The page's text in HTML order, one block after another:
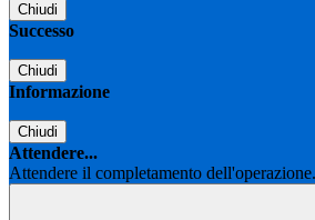
Chiudi
Successo
Chiudi
Informazione
Chiudi
Attendere...
Attendere il completamento